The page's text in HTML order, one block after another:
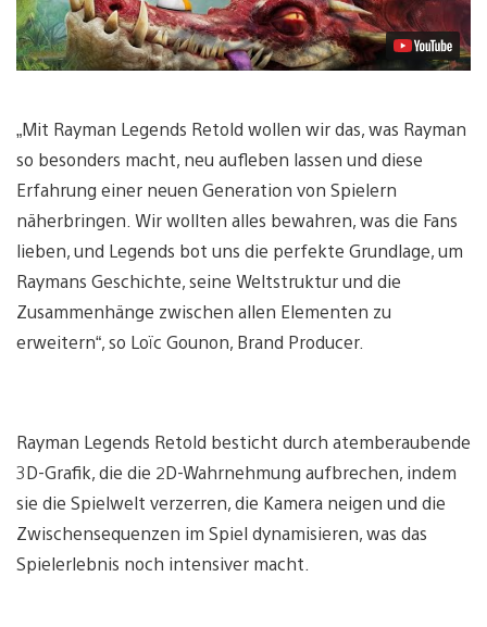
„Mit Rayman Legends Retold wollen wir das, was Rayman
so besonders macht, neu aufleben lassen und diese
Erfahrung einer neuen Generation von Spielern
näherbringen. Wir wollten alles bewahren, was die Fans
lieben, und Legends bot uns die perfekte Grundlage, um
Raymans Geschichte, seine Weltstruktur und die
Zusammenhänge zwischen allen Elementen zu
erweitern“, so Loïc Gounon, Brand Producer.
Rayman Legends Retold besticht durch atemberaubende
3D-Grafik, die die 2D-Wahrnehmung aufbrechen, indem
sie die Spielwelt verzerren, die Kamera neigen und die
Zwischensequenzen im Spiel dynamisieren, was das
Spielerlebnis noch intensiver macht.